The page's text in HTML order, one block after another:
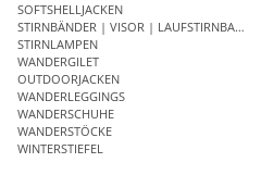
SOFTSHELLJACKEN
STIRNBÄNDER | VISOR | LAUFSTIRNBAND
STIRNLAMPEN
WANDERGILET
OUTDOORJACKEN
WANDERLEGGINGS
WANDERSCHUHE
WANDERSTÖCKE
WINTERSTIEFEL